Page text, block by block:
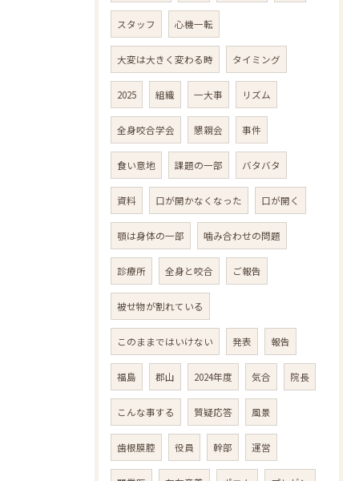
スタッフ 心機一転
大変は大きく変わる時 タイミング
2025 組織 一大事 リズム
全身咬合学会 懇親会 事件
食い意地 課題の一部 バタバタ
資料 口が開かなくなった 口が開く
顎は身体の一部 噛み合わせの問題
診療所 全身と咬合 ご報告
被せ物が割れている
このままではいけない 発表 報告
福島 郡山 2024年度 気合 院長
こんな事する 質疑応答 風景
歯根膜腔 役員 幹部 運営